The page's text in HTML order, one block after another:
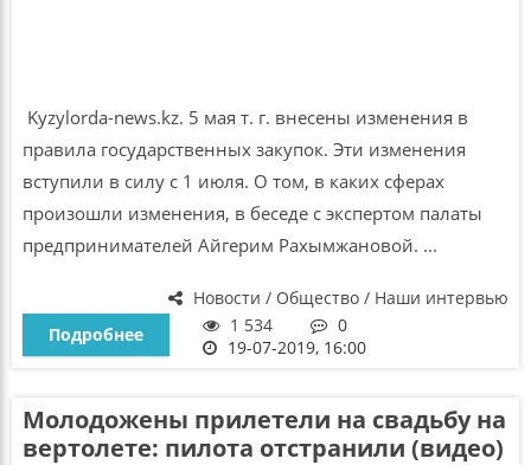
Kyzylorda-news.kz. 5 мая т. г. внесены изменения в
правила государственных закупок. Эти изменения
вступили в силу с 1 июля. О том, в каких сферах
произошли изменения, в беседе с экспертом палаты
предпринимателей Айгерим Рахымжановой. ...
Новости / Общество / Наши интервью
Подробнее
1 534
0
19-07-2019, 16:00
Молодожены прилетели на свадьбу на
вертолете: пилота отстранили (видео)